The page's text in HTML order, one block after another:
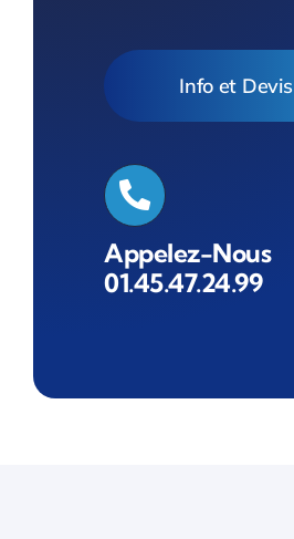
Info et Devis
Appelez-Nous
01.45.47.24.99